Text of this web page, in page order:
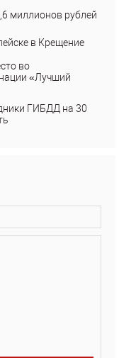
миллионов рублей
в Крещение
во
«Лучший
ГИБДД на 30